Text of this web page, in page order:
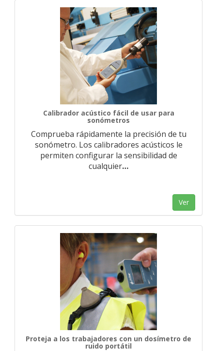
Calibrador acústico fácil de usar para
sonómetros
Comprueba rápidamente la precisión de tu
sonómetro. Los calibradores acústicos le
permiten configurar la sensibilidad de
cualquier…
Ver
Proteja a los trabajadores con un dosímetro de
ruido portátil